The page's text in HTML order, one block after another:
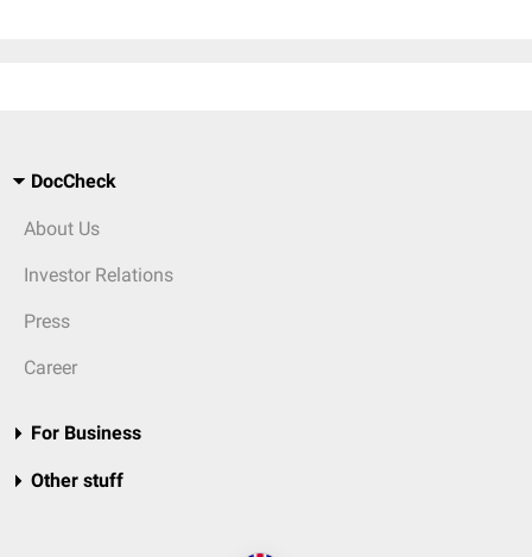
DocCheck
About Us
Investor Relations
Press
Career
For Business
Other stuff